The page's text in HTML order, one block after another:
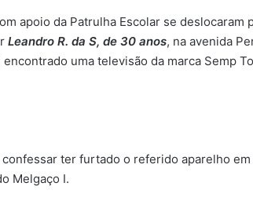
apoio da Patrulha Escolar se deslocaram
Leandro R. da S, de 30 anos, na avenida
uma televisão da marca Semp
ter furtado o referido aparelho
Melgaço I.